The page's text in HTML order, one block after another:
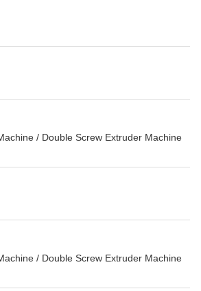
/ Double Screw Extruder Machine
/ Double Screw Extruder Machine